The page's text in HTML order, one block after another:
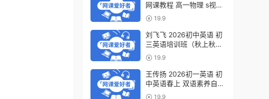
网课教程 高一物理 s视频
教程下学期寒春班 百度网
盘下载
19.9
刘飞飞 2026初中英语 初
三英语培训班（秋上秋下·
全国版·A+）百度网盘下
载
19.9
王传扬 2026初一英语 初
中英语春上 双语素养自主
学习·TY·A+（三期）百度
19.9